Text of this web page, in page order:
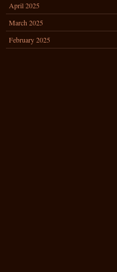
April 2025
March 2025
February 2025